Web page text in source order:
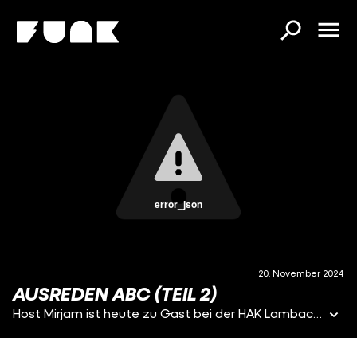
error_json
20. November 2024
AUSREDEN ABC (TEIL 2)
Host Mirjam ist heute zu Gast bei der HAK Lambach in Oberösterreich.